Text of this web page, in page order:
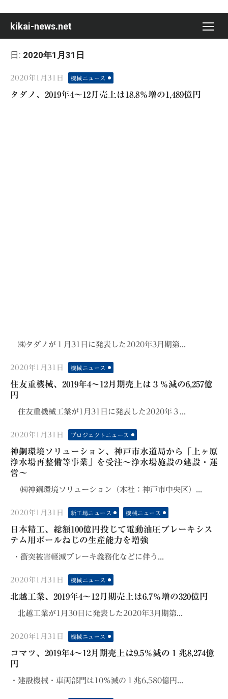
content
kikai-news.net
日: 2020年1月31日
Posted
on
2020年1月31日 機械ニュース
タダノ、2019年4～12月売上は18.8％増の1,489億円
㈱タダノが１月31日に発表した2020年3月期第...
Posted
on
2020年1月31日 機械ニュース
住友重機械、2019年4～12月期売上は３％減の6,257億
円
住友重機械工業が1月31日に発表した2020年３...
Posted
on
2020年1月31日 プロジェクトニュース
神鋼環境ソリューション、神戸市水道局から「上ヶ原
浄水場再整備等事業」を受注～浄水場施設の建設・運
営～
㈱神鋼環境ソリューション（本社：神戸市中央区）...
Posted
on
2020年1月31日 新工場ニュース 機械ニュース
日本精工、総額100億円投じて電動油圧ブレーキシス
テム用ボールねじの生産能力を増強
・衝突被害軽減ブレーキ義務化などに伴う...
Posted
on
2020年1月31日 機械ニュース
北越工業、2019年4～12月期売上は6.7％増の320億円
北越工業が1月30日に発表した2020年3月期第...
Posted
2020年1月31日 機械ニュース
コマツ、2019年4～12月期売上は9.5％減の１兆8,274億
円
・建設機械・車両部門は10％減の１兆6,580億円...